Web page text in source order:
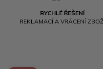
RYCHLÉ ŘEŠENÍ
REKLAMACÍ A VRÁCENÍ